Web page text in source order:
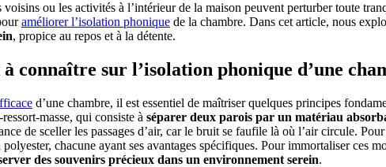
ou les activités à l’intérieur de la maison peuvent perturber toute
améliorer l’isolation phonique de la chambre. Dans cet article, nous
, propice au repos et à la détente.
connaître sur l’isolation phonique d’une
d’une chambre, il est essentiel de maîtriser quelques principes
masse, qui consiste à séparer deux parois par un matériau
de sceller les passages d’air, car le bruit se faufile là où l’air circule.
chacune ayant ses avantages spécifiques. Pour immortaliser ces
des souvenirs précieux dans un environnement serein.